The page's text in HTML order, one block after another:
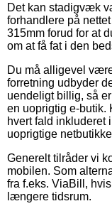
Det kan stadigvæk
forhandlere på
315mm forud for at
om at få fat i den
Du må alligevel
forretning udbyder
uendeligt billig, så
en uoprigtig e-butik.
hvert fald inkluderet
uoprigtige
Generelt tilråder vi
mobilen. Som
fra f.eks. ViaBill,
længere tidsrum.